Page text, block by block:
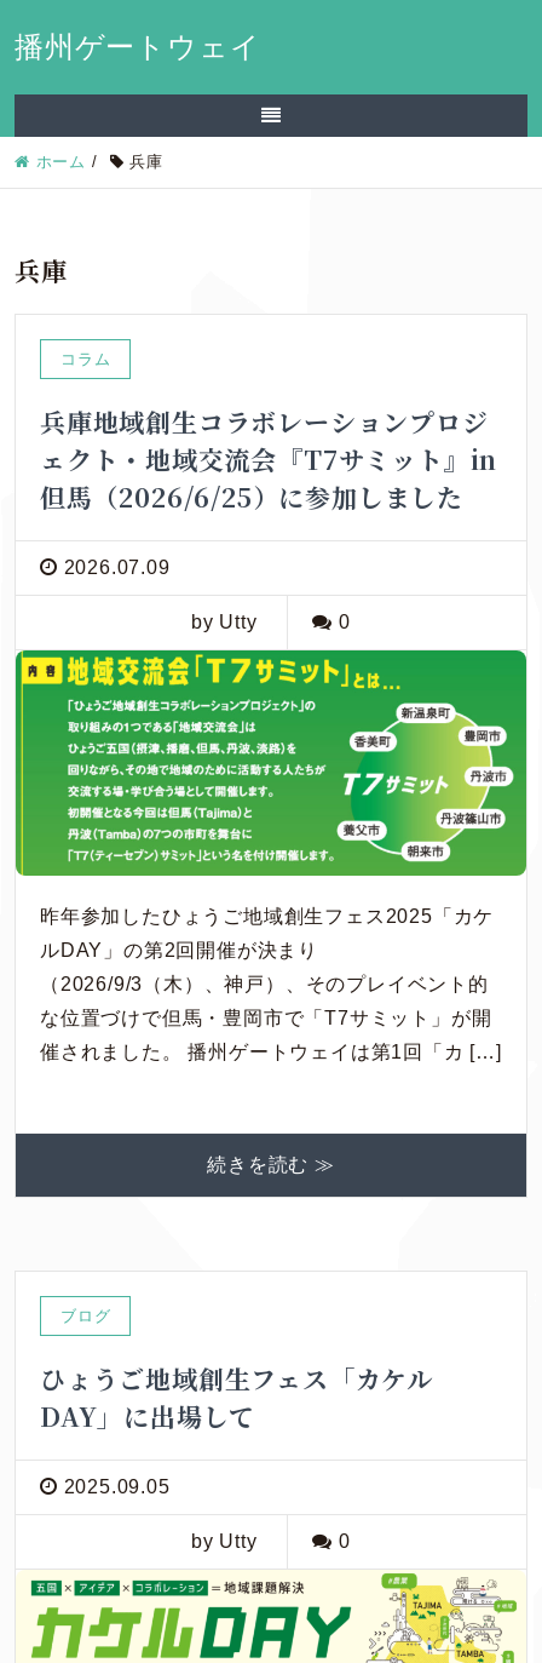
播州ゲートウェイ
ホーム / 兵庫
兵庫
コラム
兵庫地域創生コラボレーションプロジ
ェクト・地域交流会『T7サミット』in
但馬（2026/6/25）に参加しました
2026.07.09
by Utty 0
昨年参加したひょうご地域創生フェス2025「カケ
ルDAY」の第2回開催が決まり
（2026/9/3（木）、神戸）、そのプレイベント的
な位置づけで但馬・豊岡市で「T7サミット」が開
催されました。 播州ゲートウェイは第1回「カ […]
続きを読む ≫
ブログ
ひょうご地域創生フェス「カケル
DAY」に出場して
2025.09.05
by Utty 0